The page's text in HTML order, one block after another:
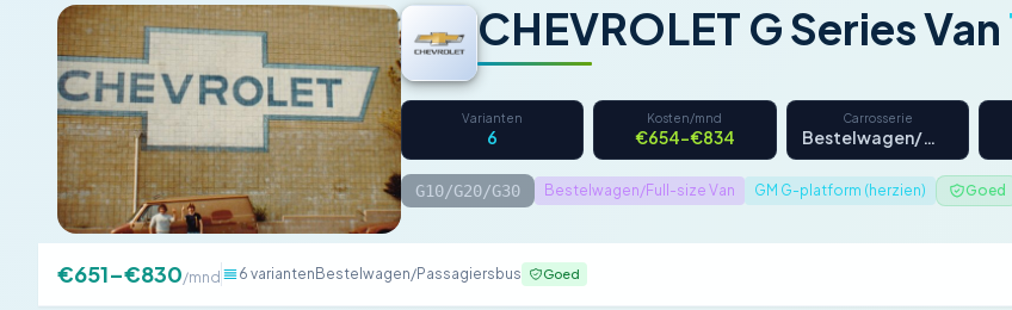
CHEVROLET G Series Van
Varianten
6
Kosten/mnd
€654–€834
Carrosserie
Bestelwagen/Passagiersbus
G10/G20/G30 Bestelwagen/Full-size Van GM G-platform (herzien) Goed
€651–€830/mnd 6 varianten Bestelwagen/Passagiersbus Goed